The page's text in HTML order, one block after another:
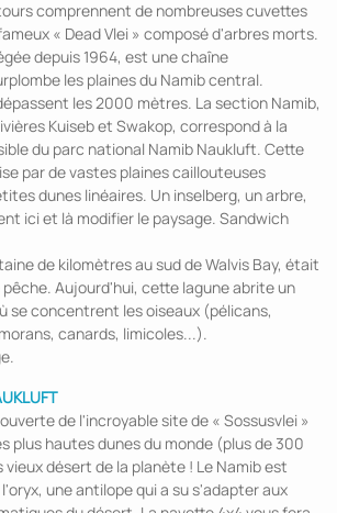
comprennent de nombreuses cuvettes
« Dead Vlei » composé d'arbres morts.
depuis 1964, est une chaîne
les plaines du Namib central.
les 2000 mètres. La section Namib,
Kuiseb et Swakop, correspond à la
du parc national Namib Naukluft. Cette
par de vastes plaines caillouteuses
dunes linéaires. Un inselberg, un arbre,
ici et là modifier le paysage. Sandwich
de kilomètres au sud de Walvis Bay, était
Aujourd'hui, cette lagune abrite un
se concentrent les oiseaux (pélicans,
canards, limicoles...).
de l'incroyable site de « Sossusvlei »
plus hautes dunes du monde (plus de 300
désert de la planète ! Le Namib est
une antilope qui a su s'adapter aux